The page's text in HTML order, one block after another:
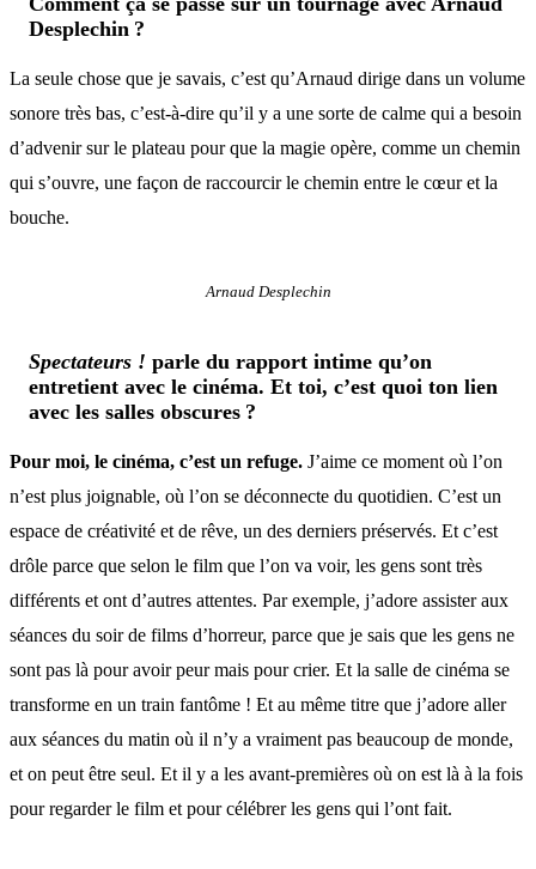
Desplechin ?
La seule chose que je savais, c’est qu’Arnaud dirige dans un volume
sonore très bas, c’est-à-dire qu’il y a une sorte de calme qui a besoin
d’advenir sur le plateau pour que la magie opère, comme un chemin
qui s’ouvre, une façon de raccourcir le chemin entre le cœur et la
bouche.
Arnaud Desplechin
Spectateurs ! parle du rapport intime qu’on
entretient avec le cinéma. Et toi, c’est quoi ton lien
avec les salles obscures ?
Pour moi, le cinéma, c’est un refuge. J’aime ce moment où l’on
n’est plus joignable, où l’on se déconnecte du quotidien. C’est un
espace de créativité et de rêve, un des derniers préservés. Et c’est
drôle parce que selon le film que l’on va voir, les gens sont très
différents et ont d’autres attentes. Par exemple, j’adore assister aux
séances du soir de films d’horreur, parce que je sais que les gens ne
sont pas là pour avoir peur mais pour crier. Et la salle de cinéma se
transforme en un train fantôme ! Et au même titre que j’adore aller
aux séances du matin où il n’y a vraiment pas beaucoup de monde,
et on peut être seul. Et il y a les avant-premières où on est là à la fois
pour regarder le film et pour célébrer les gens qui l’ont fait.